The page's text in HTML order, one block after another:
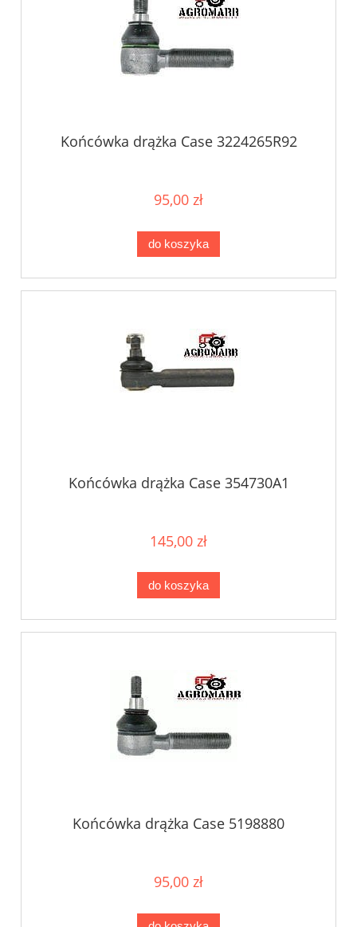
Końcówka drążka Case 3224265R92
95,00 zł
do koszyka
Końcówka drążka Case 354730A1
145,00 zł
do koszyka
Końcówka drążka Case 5198880
95,00 zł